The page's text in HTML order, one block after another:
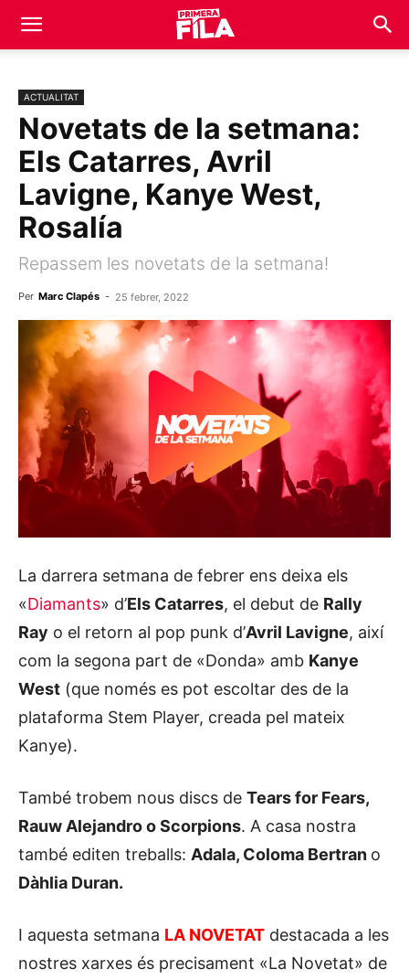
ACTUALITAT
Novetats de la setmana:
Els Catarres, Avril
Lavigne, Kanye West,
Rosalía
Repassem les novetats de la setmana!
Per Marc Clapés - 25 febrer, 2022
La darrera setmana de febrer ens deixa els
«Diamants» d’Els Catarres, el debut de Rally
Ray o el retorn al pop punk d’Avril Lavigne, així
com la segona part de «Donda» amb Kanye
West (que només es pot escoltar des de la
plataforma Stem Player, creada pel mateix
Kanye).
També trobem nous discs de Tears for Fears,
Rauw Alejandro o Scorpions. A casa nostra
també editen treballs: Adala, Coloma Bertran o
Dàhlia Duran.
I aquesta setmana LA NOVETAT destacada a les
nostres xarxes és precisament «La Novetat» de